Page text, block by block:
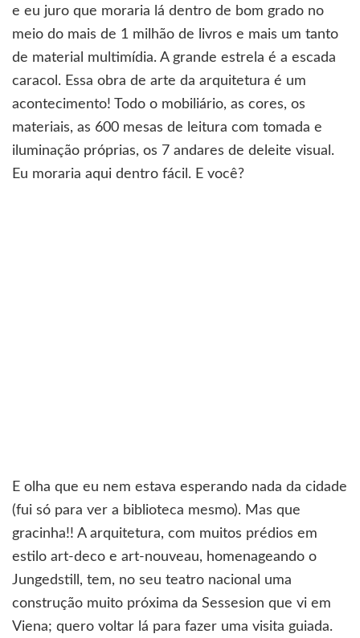
e eu juro que moraria lá dentro de bom grado no
meio do mais de 1 milhão de livros e mais um tanto
de material multimídia. A grande estrela é a escada
caracol. Essa obra de arte da arquitetura é um
acontecimento! Todo o mobiliário, as cores, os
materiais, as 600 mesas de leitura com tomada e
iluminação próprias, os 7 andares de deleite visual.
Eu moraria aqui dentro fácil. E você?
E olha que eu nem estava esperando nada da cidade
(fui só para ver a biblioteca mesmo). Mas que
gracinha!! A arquitetura, com muitos prédios em
estilo art-deco e art-nouveau, homenageando o
Jungedstill, tem, no seu teatro nacional uma
construção muito próxima da Sessesion que vi em
Viena; quero voltar lá para fazer uma visita guiada.